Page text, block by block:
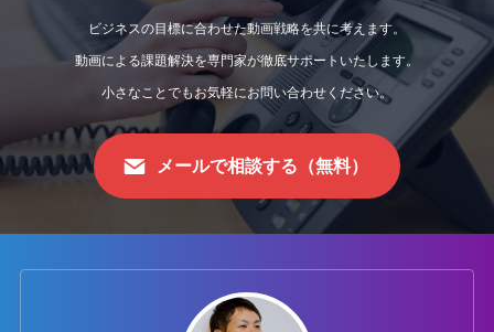
ビジネスの目標に合わせた動画戦略を共に考えます。
動画による課題解決を専門家が徹底サポートいたします。
小さなことでもお気軽にお問い合わせください。
メールで相談する（無料）